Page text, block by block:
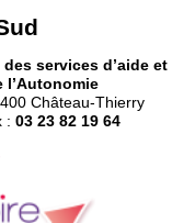
services d’aide et
l’Autonomie
Château-Thierry
: 03 23 82 19 64